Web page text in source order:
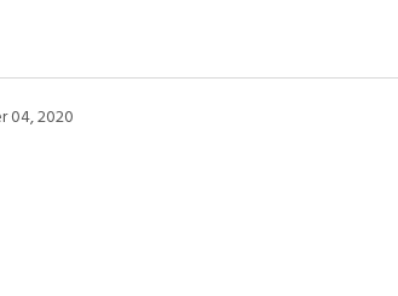
04, 2020